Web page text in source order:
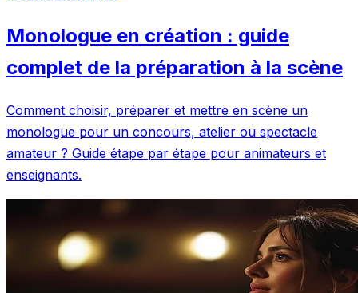
Monologue en création : guide
complet de la préparation à la scène
Comment choisir, préparer et mettre en scène un
monologue pour un concours, atelier ou spectacle
amateur ? Guide étape par étape pour animateurs et
enseignants.